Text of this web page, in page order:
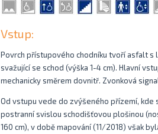
Vstup:
Povrch přístupového chodníku tvoří asfalt s
svažující se schod (výška 1-4 cm). Hlavní
mechanicky směrem dovnitř. Zvonková
Od vstupu vede do zvýšeného přízemí, kde
postranní svislou schodišťovou plošinou
160 cm), v době mapování (11/2018) však